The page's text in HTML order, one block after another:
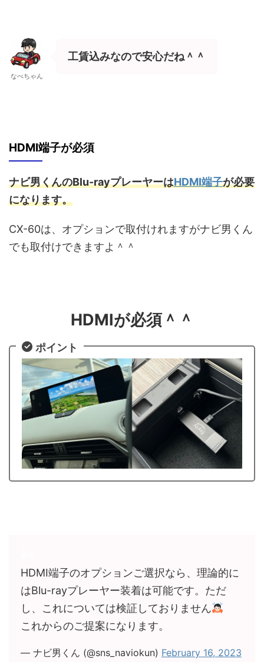
なべちゃん
工賃込みなので安心だね＾＾
HDMI端子が必須
ナビ男くんのBlu-rayプレーヤーはHDMI端子が必要
になります。
CX-60は、オプションで取付けれますがナビ男くん
でも取付けできますよ＾＾
HDMIが必須＾＾
ポイント
HDMI端子のオプションご選択なら、理論的に
はBlu-rayプレーヤー装着は可能です。ただ
し、これについては検証しておりません
これからのご提案になります。
— ナビ男くん (@sns_naviokun) February 16, 2023